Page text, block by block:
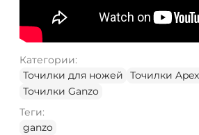
Категории:
Точилки для ножей
Точилки
Точилки Ganzo
Теги:
ganzo